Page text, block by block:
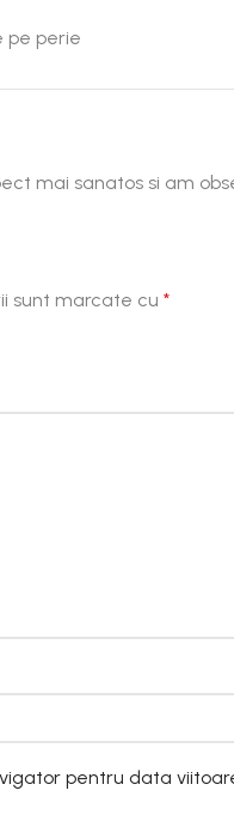
pe perie
mai sanatos si am
sunt marcate cu *
pentru data